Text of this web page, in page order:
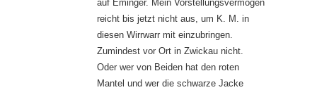
auf Eminger. Mein Vorstellungsvermögen
reicht bis jetzt nicht aus, um K. M. in
diesen Wirrwarr mit einzubringen.
Zumindest vor Ort in Zwickau nicht.
Oder wer von Beiden hat den roten
Mantel und wer die schwarze Jacke